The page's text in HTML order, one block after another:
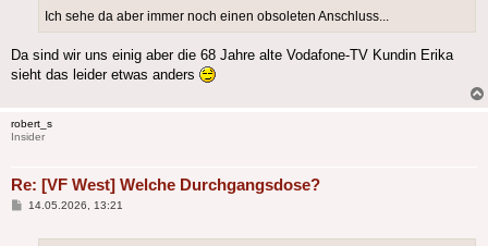
Ich sehe da aber immer noch einen obsoleten Anschluss...
Da sind wir uns einig aber die 68 Jahre alte Vodafone-TV Kundin Erika
sieht das leider etwas anders
robert_s
Insider
Re: [VF West] Welche Durchgangsdose?
Beitrag
14.05.2026, 13:21